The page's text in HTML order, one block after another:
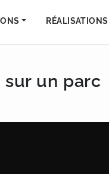
RÉALISATIONS
sur un parc